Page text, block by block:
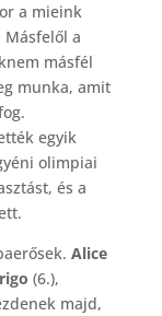
a mieink
a
másfél
munka, amit
egyik
olimpiai
és a
Alice
(6.),
majd,